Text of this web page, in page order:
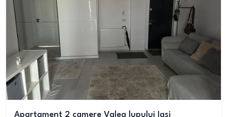
Apartament 2 camere Valea lupului Iasi